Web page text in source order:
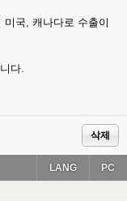
미국, 캐나다로 수출이
다.
삭제
PC
LANG